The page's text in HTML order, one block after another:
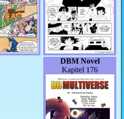
DBM Novel
Kapitel 176